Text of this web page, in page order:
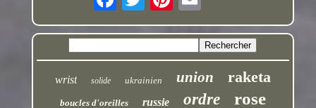
wrist solide ukrainien union raketa
boucles d'oreilles russie ordre rose